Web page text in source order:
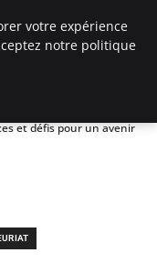
et défis pour un avenir
votre expérience
notre politique